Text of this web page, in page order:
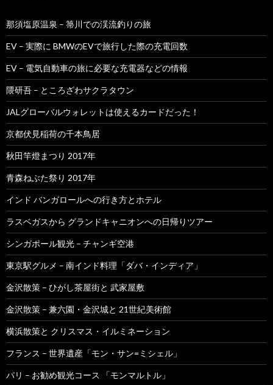
那須塩原温泉 – 箒川での渓流釣りの旅
EV – 実際に BMWのEVで旅行した際の充電回数
EV – 電気自動車の旅に必要な充電器などの情報
隈研吾 – ところざわサクラタウン
JALグローバルウォレットは使えるカードだった！
京都伏見稲荷の千本鳥居
秋田竿燈まつり 2017年
青森ねぶた祭り 2017年
インド バンガロールへの行き方とホテル
ラスベガスから グランドキャニオンへの日帰りツアー
シンガポール観光 – チャンギ空港
東京駅グルメ – 南インド料理「ダバ・インディア」
金沢散策 – ひがし茶屋街と 武家屋敷
金沢散策 – 兼六園・金沢城と 21世紀美術館
横浜散策と クリスマス・イルミネーション
フランス – 世界遺産「モン・サン=ミシェル」
パリ – お勧め観光コース 「モンマルトル」